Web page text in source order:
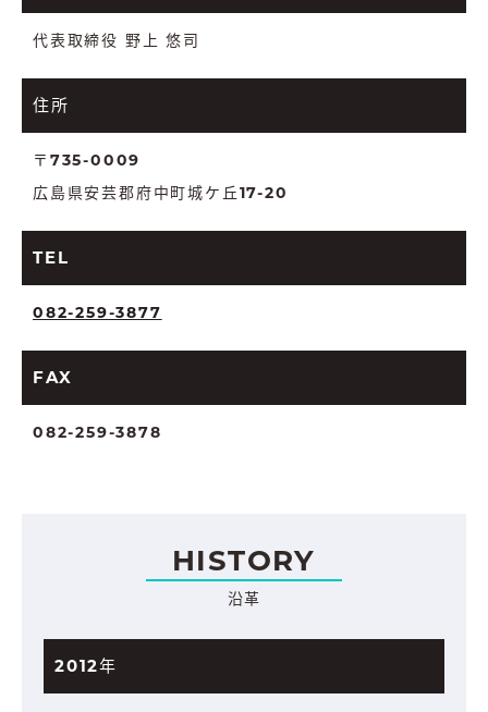
代表取締役 野上 悠司
住所
〒735-0009
広島県安芸郡府中町城ケ丘17-20
TEL
082-259-3877
FAX
082-259-3878
HISTORY
沿革
2012年